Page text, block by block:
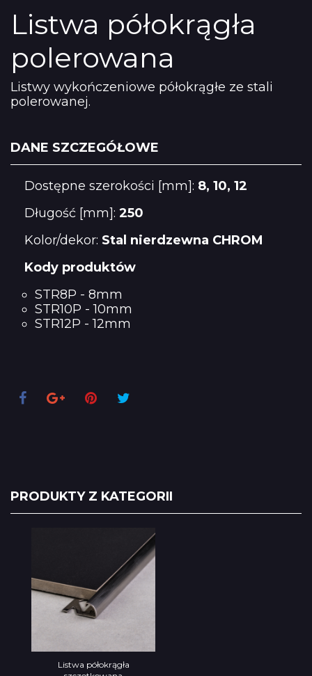
Listwa półokrągła
polerowana
Listwy wykończeniowe półokrągłe ze stali
polerowanej.
DANE SZCZEGÓŁOWE
Dostępne szerokości [mm]: 8, 10, 12
Długość [mm]: 250
Kolor/dekor: Stal nierdzewna CHROM
Kody produktów
STR8P - 8mm
STR10P - 10mm
STR12P - 12mm
PRODUKTY Z KATEGORII
Listwa półokrągła